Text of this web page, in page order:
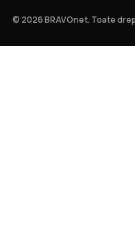
© 2026 BRAVOnet. Toate